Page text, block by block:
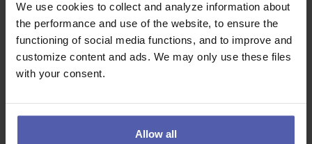
We use cookies to collect and analyze information about
the performance and use of the website, to ensure the
functioning of social media functions, and to improve and
customize content and ads. We may only use these files
with your consent.
Allow all
Benu Praha hl.m. Dohodou
Najděte jistotu #podnašimikřídly a rozšiřte náš tým v lékárně v OC
Fénix.
⭐Vedoucí směny👷 ve výrobě | bez nočních a